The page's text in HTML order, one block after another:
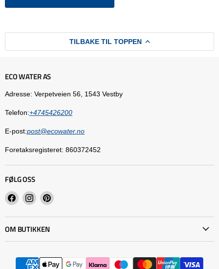
TILBAKE TIL TOPPEN
ECO WATER AS
Adresse: Verpetveien 56, 1543 Vestby
Telefon:+4745426200
E-post:post@ecowater.no
Foretaksregisteret: 860372452
FØLG OSS
Finn
oss
på
Facebook
Finn
oss
på
Instagram
Finn
på
OM BUTIKKEN